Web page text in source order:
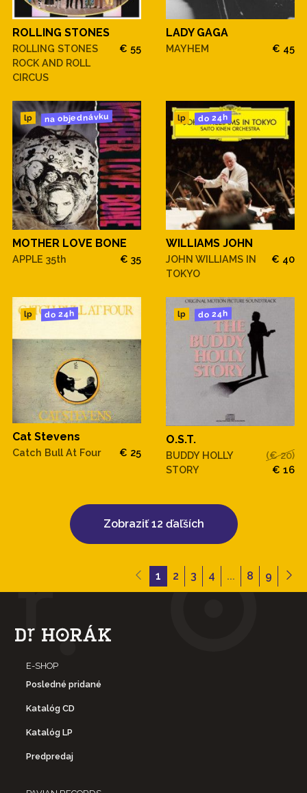
ROLLING STONES
ROLLING STONES
ROCK AND ROLL
CIRCUS
€ 55
LADY GAGA
MAYHEM € 45
lp na objednávku
MOTHER LOVE BONE
APPLE 35th € 35
lp do 24h
WILLIAMS JOHN
JOHN WILLIAMS IN
TOKYO
€ 40
lp do 24h
Cat Stevens
Catch Bull At Four € 25
lp do 24h
O.S.T.
BUDDY HOLLY
STORY
(€ 20)
€ 16
Zobraziť 12 ďaľších
1 2 3 4 ... 8 9
E-SHOP
Posledné pridané
Katalóg CD
Katalóg LP
Predpredaj